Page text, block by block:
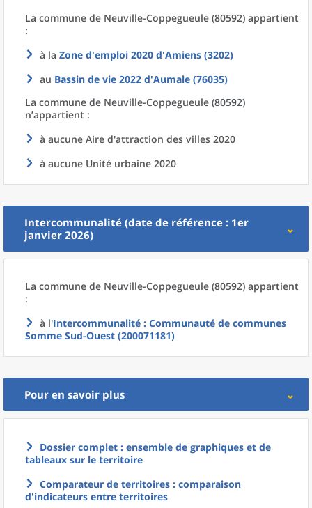
La commune de Neuville-Coppegueule (80592) appartient
:
à la Zone d'emploi 2020 d'Amiens (3202)
au Bassin de vie 2022 d'Aumale (76035)
La commune de Neuville-Coppegueule (80592)
n’appartient :
à aucune Aire d'attraction des villes 2020
à aucune Unité urbaine 2020
Intercommunalité (date de référence : 1er
janvier 2026)
La commune de Neuville-Coppegueule (80592) appartient
:
à l'Intercommunalité : Communauté de communes
Somme Sud-Ouest (200071181)
Pour en savoir plus
Dossier complet : ensemble de graphiques et de
tableaux sur le territoire
Comparateur de territoires : comparaison
d'indicateurs entre territoires